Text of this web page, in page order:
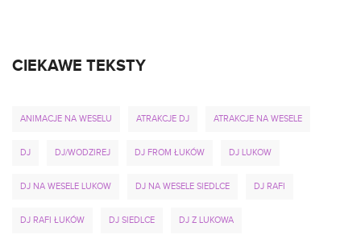
CIEKAWE TEKSTY
ANIMACJE NA WESELU ATRAKCJE DJ ATRAKCJE NA WESELE
DJ DJ/WODZIREJ DJ FROM ŁUKÓW DJ LUKOW
DJ NA WESELE LUKOW DJ NA WESELE SIEDLCE DJ RAFI
DJ RAFI ŁUKÓW DJ SIEDLCE DJ Z LUKOWA